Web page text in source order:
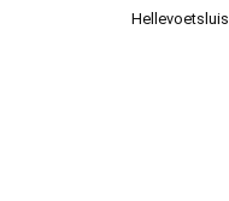
Hellevoetsluis.